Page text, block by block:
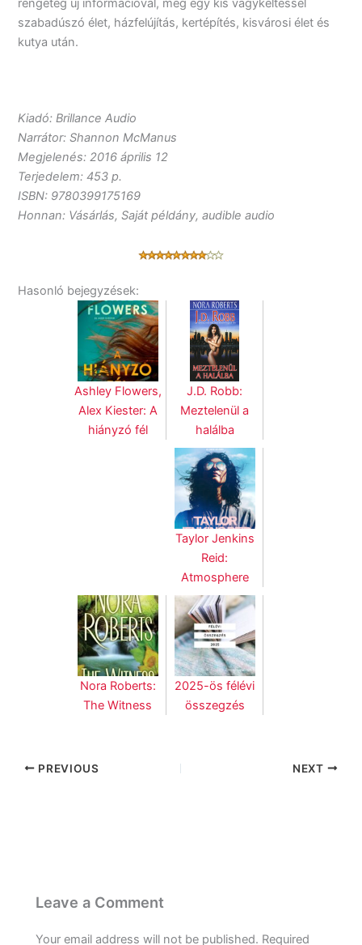
szabadúszó élet, házfelújítás, kertépítés, kisvárosi élet és
kutya után.
Kiadó: Brillance Audio
Narrátor: Shannon McManus
Megjelenés: 2016 április 12
Terjedelem: 453 p.
ISBN: 9780399175169
Honnan: Vásárlás, Saját példány, audible audio
Hasonló bejegyzések:
Ashley Flowers,
Alex Kiester: A
hiányzó fél
J.D. Robb:
Meztelenül a
halálba
Taylor Jenkins
Reid:
Atmosphere
Nora Roberts:
The Witness
2025-ös félévi
összegzés
PREVIOUS NEXT
Leave a Comment
Your email address will not be published. Required